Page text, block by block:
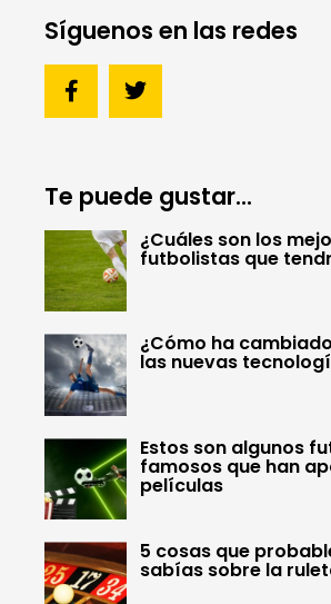
Síguenos en las redes
Te puede gustar...
¿Cuáles son los
futbolistas que
¿Cómo ha
las nuevas
Estos son algunos
famosos que han
películas
5 cosas que
sabías sobre la